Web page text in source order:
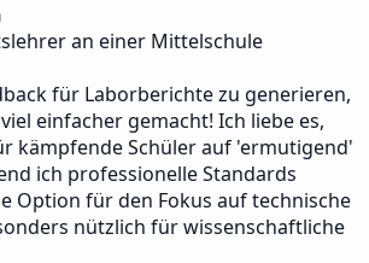
an einer Mittelschule
für Laborberichte zu generieren,
einfacher gemacht! Ich liebe es,
kämpfende Schüler auf 'ermutigend'
ich professionelle Standards
Option für den Fokus auf technische
nützlich für wissenschaftliche